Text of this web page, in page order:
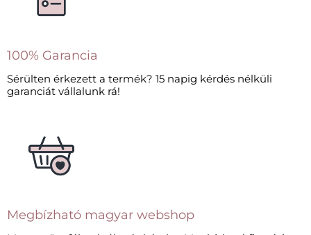
100% Garancia
Sérülten érkezett a termék? 15 napig kérdés nélküli
garanciát vállalunk rá!
Megbízható magyar webshop